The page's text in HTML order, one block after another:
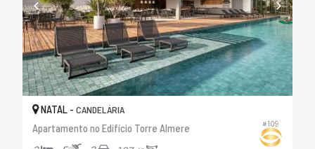
#109
NATAL - CANDELÁRIA
Apartamento no Edifício Torre Almere